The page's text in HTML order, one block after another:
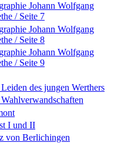
Johann Wolfgang
/ Seite 7
Johann Wolfgang
/ Seite 8
Johann Wolfgang
/ Seite 9
des jungen Werthers
I und II
von Berlichingen